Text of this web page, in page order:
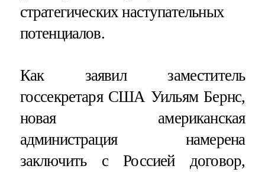
стратегических наступательных
потенциалов.
Как заявил заместитель
госсекретаря США Уильям Бернс,
новая американская
администрация намерена
заключить с Россией договор,